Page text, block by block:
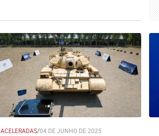
ACELERADAS/04 DE JUNHO DE 2025